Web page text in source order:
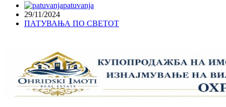
patuvanja
29/11/2024
ПАТУВАЊА ПО СВЕТОТ